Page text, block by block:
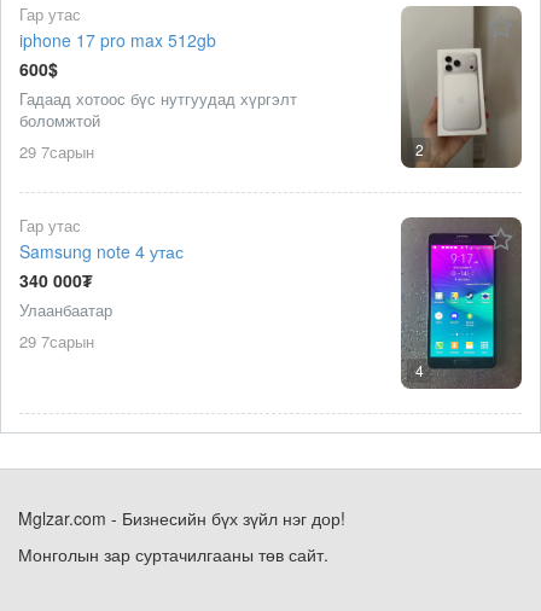
2
Гар утас
iphone 17 pro max 512gb
600$
Гадаад хотоос бүс нутгуудад хүргэлт
боломжтой
29 7сарын
4
Гар утас
Samsung note 4 утас
340 000₮
Улаанбаатар
29 7сарын
Mglzar.com - Бизнесийн бүх зүйл нэг дор!
Монголын зар суртачилгааны төв сайт.